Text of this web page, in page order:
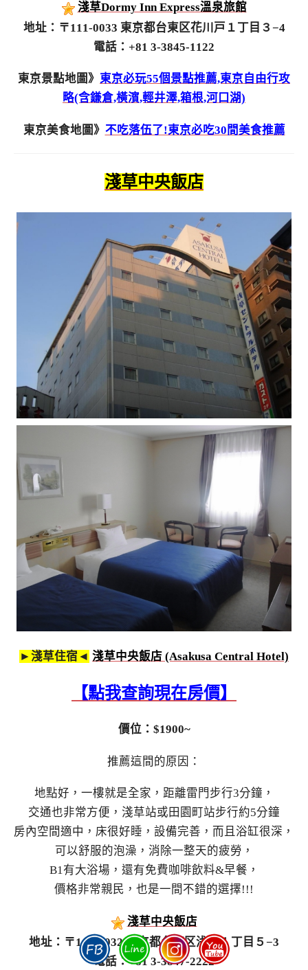
淺草Dormy Inn Express溫泉旅館
地址：〒111-0033 東京都台東区花川戸１丁目３−4
電話：+81 3-3845-1122
東京景點地圖》 東京必玩55個景點推薦,東京自由行攻
略(含鎌倉,橫濱,輕井澤,箱根,河口湖)
東京美食地圖》 不吃落伍了!東京必吃30間美食推薦
淺草中央飯店
►淺草住宿◄ 淺草中央飯店 (Asakusa Central Hotel)
【點我查詢現在房價】
價位：$1900~
推薦這間的原因：
地點好，一樓就是全家，距離雷門步行3分鐘，
交通也非常方便，淺草站或田園町站步行約5分鐘
房內空間適中，床很好睡，設備完善，而且浴缸很深，
可以舒服的泡澡，消除一整天的疲勞，
B1有大浴場，還有免費咖啡飲料&早餐，
價格非常親民，也是一間不錯的選擇!!!
淺草中央飯店
地址：〒111-0032 東京都台東区浅草１丁目５−3
電話：+81 3-3847-2222